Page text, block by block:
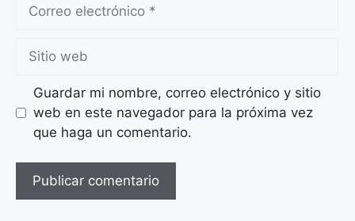
electrónico
web
Guardar mi nombre, correo electrónico y sitio
web en este navegador para la próxima vez
que haga un comentario.